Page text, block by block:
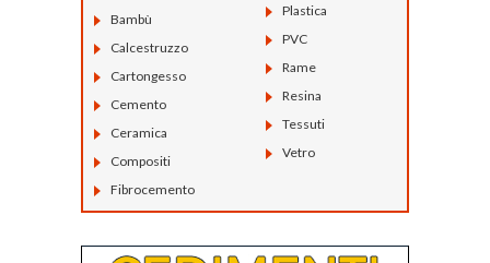
Bambù
Calcestruzzo
Cartongesso
Cemento
Ceramica
Compositi
Fibrocemento
Plastica
PVC
Rame
Resina
Tessuti
Vetro